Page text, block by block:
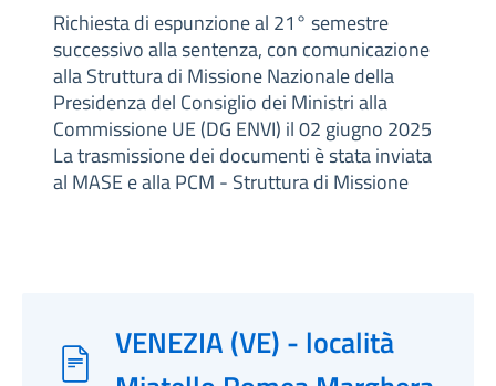
Richiesta di espunzione al 21° semestre
successivo alla sentenza, con comunicazione
alla Struttura di Missione Nazionale della
Presidenza del Consiglio dei Ministri alla
Commissione UE (DG ENVI) il 02 giugno 2025
La trasmissione dei documenti è stata inviata
al MASE e alla PCM - Struttura di Missione
VENEZIA (VE) - località